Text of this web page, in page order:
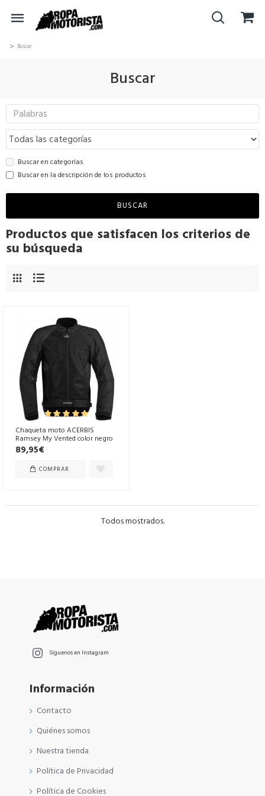
Buscar
Buscar
Buscar en categorías
Buscar en la descripción de los productos
BUSCAR
Productos que satisfacen los criterios de
su búsqueda
Chaqueta moto ACERBIS
Ramsey My Vented color negro
89,95€
COMPRAR
Todos mostrados.
Síguenos en Instagram
Información
Contacto
Quiénes somos
Nuestra tienda
Política de Privacidad
Política de Cookies